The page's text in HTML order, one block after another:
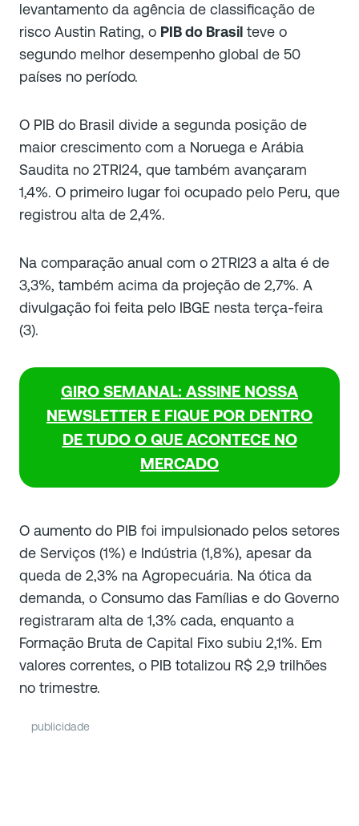
levantamento da agência de classificação de
risco Austin Rating, o PIB do Brasil teve o
segundo melhor desempenho global de 50
países no período.
O PIB do Brasil divide a segunda posição de
maior crescimento com a Noruega e Arábia
Saudita no 2TRI24, que também avançaram
1,4%. O primeiro lugar foi ocupado pelo Peru, que
registrou alta de 2,4%.
Na comparação anual com o 2TRI23 a alta é de
3,3%, também acima da projeção de 2,7%. A
divulgação foi feita pelo IBGE nesta terça-feira
(3).
GIRO SEMANAL: ASSINE NOSSA
NEWSLETTER E FIQUE POR DENTRO
DE TUDO O QUE ACONTECE NO
MERCADO
O aumento do PIB foi impulsionado pelos setores
de Serviços (1%) e Indústria (1,8%), apesar da
queda de 2,3% na Agropecuária. Na ótica da
demanda, o Consumo das Famílias e do Governo
registraram alta de 1,3% cada, enquanto a
Formação Bruta de Capital Fixo subiu 2,1%. Em
valores correntes, o PIB totalizou R$ 2,9 trilhões
no trimestre.
publicidade